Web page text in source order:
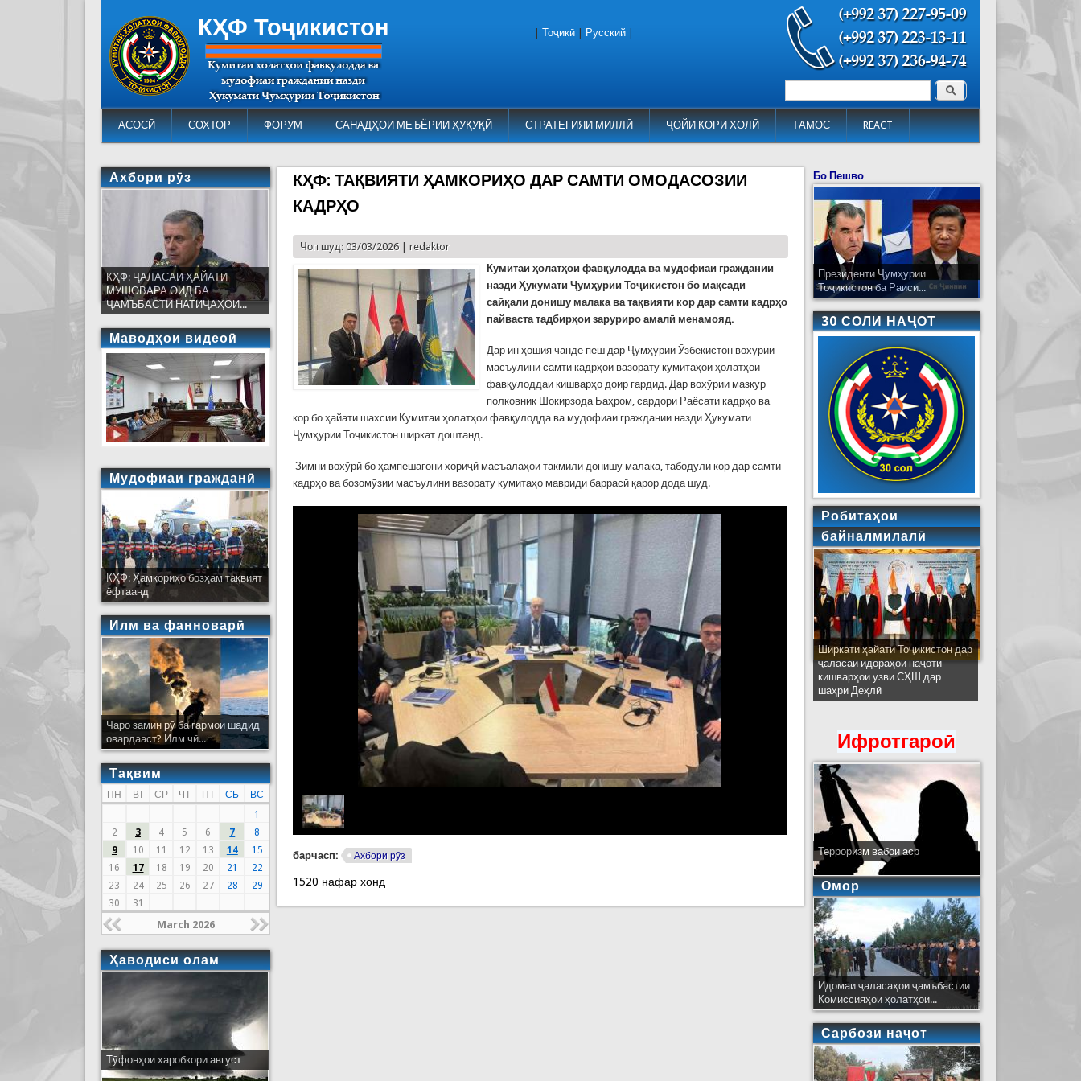
КҲФ Тоҷикистон
АСОСӢ СОХТОР ФОРУМ САНАДҲОИ МЕЪЁРИИ ҲУҚУҚӢ СТРАТЕГИЯИ МИЛЛӢ ҶОЙИ КОРИ ХОЛӢ ТАМОС REACT
Форма поиска Поиск
Тоҷикӣ Русский
КҲФ: ТАҚВИЯТИ ҲАМКОРИҲО ДАР САМТИ ОМОДАСОЗИИ
КАДРҲО
Чоп шуд: 03/03/2026 |redaktor
Кумитаи ҳолатҳои фавқулодда ва мудофиаи граждании
назди Ҳукумати Ҷумҳурии Тоҷикистон бо мақсади
сайқали донишу малака ва тақвияти кор дар самти кадрҳо
пайваста тадбирҳои заруриро амалӣ менамояд.
Дар ин ҳошия чанде пеш дар Ҷумҳурии Ӯзбекистон вохӯрии
масъулини самти кадрҳои вазорату кумитаҳои ҳолатҳои
фавқулоддаи кишварҳо доир гардид. Дар вохӯрии мазкур
полковник Шокирзода Баҳром, сардори Раёсати кадрҳо ва
кор бо ҳайати шахсии Кумитаи ҳолатҳои фавқулодда ва мудофиаи граждании назди Ҳукумати
Ҷумҳурии Тоҷикистон ширкат доштанд.
Зимни вохӯрӣ бо ҳампешагони хориҷӣ масъалаҳои такмили донишу малака, табодули кор дар самти
кадрҳо ва бозомӯзии масъулини вазорату кумитаҳо мавриди баррасӣ қарор дода шуд.
барчасп: Ахбори рӯз
1520 нафар хонд
Ахбори рӯз
КҲФ: ҶАЛАСАИ ҲАЙАТИ
МУШОВАРА ОИД БА
ҶАМЪБАСТИ НАТИҶАҲОИ...
Маводҳои видеоӣ
Мудофиаи гражданӣ
КҲФ: Ҳамкориҳо бозҳам тақвият
ёфтаанд
Илм ва фанноварӣ
Чаро замин рӯ ба гармои шадид
овардааст? Илм чӣ...
Тақвим
ПН ВТ СР ЧТ ПТ СБ
ВС
1
2
3 4 5 6 7
8
9
10 11 12 13 14
15
16
17 18 19 20 21
22
23
24 25 26 27 28
29
30
31
March 2026
Ҳаводиси олам
Тӯфонҳои харобкори август
Бо Пешво
Президенти Ҷумҳурии
Тоҷикистон ба Раиси...
30 СОЛИ НАҶОТ
Робитаҳои
байналмилалӣ
Ширкати ҳайати Тоҷикистон дар
ҷаласаи идораҳои наҷоти
кишварҳои узви СҲШ дар
шаҳри Деҳлӣ
Ифротгароӣ
Терроризм вабои аср
Омор
Идомаи ҷаласаҳои ҷамъбастии
Комиссияҳои ҳолатҳои...
Сарбози наҷот